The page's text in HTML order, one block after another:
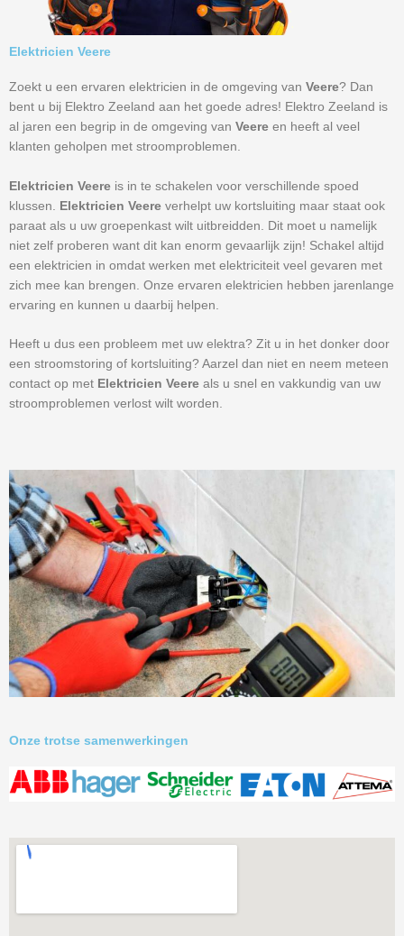
Elektricien Veere
Zoekt u een ervaren elektricien in de omgeving van Veere? Dan
bent u bij Elektro Zeeland aan het goede adres! Elektro Zeeland is
al jaren een begrip in de omgeving van Veere en heeft al veel
klanten geholpen met stroomproblemen.
Elektricien Veere is in te schakelen voor verschillende spoed
klussen. Elektricien Veere verhelpt uw kortsluiting maar staat ook
paraat als u uw groepenkast wilt uitbreidden. Dit moet u namelijk
niet zelf proberen want dit kan enorm gevaarlijk zijn! Schakel altijd
een elektricien in omdat werken met elektriciteit veel gevaren met
zich mee kan brengen. Onze ervaren elektricien hebben jarenlange
ervaring en kunnen u daarbij helpen.
Heeft u dus een probleem met uw elektra? Zit u in het donker door
een stroomstoring of kortsluiting? Aarzel dan niet en neem meteen
contact op met Elektricien Veere als u snel en vakkundig van uw
stroomproblemen verlost wilt worden.
Onze trotse samenwerkingen